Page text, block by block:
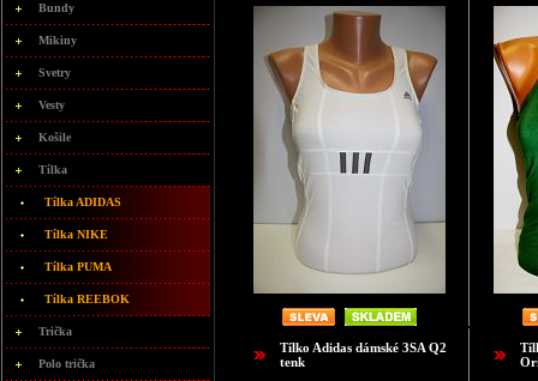
Bundy
Mikiny
Svetry
Vesty
Košile
Tílka
Tílka ADIDAS
Tílka NIKE
Tílka PUMA
Tílka REEBOK
Trička
Polo trička
Tílko Adidas dámské 3SA Q2
tenk